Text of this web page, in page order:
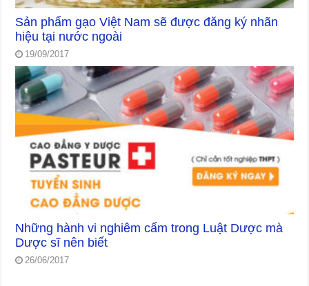
Sản phẩm gạo Việt Nam sẽ được đăng ký nhãn
hiệu tại nước ngoài
19/09/2017
Những hành vi nghiêm cấm trong Luật Dược mà
Dược sĩ nên biết
26/06/2017